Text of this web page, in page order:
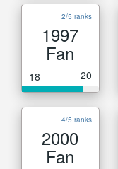
2/5 ranks
1997
Fan
18 20
4/5 ranks
2000
Fan